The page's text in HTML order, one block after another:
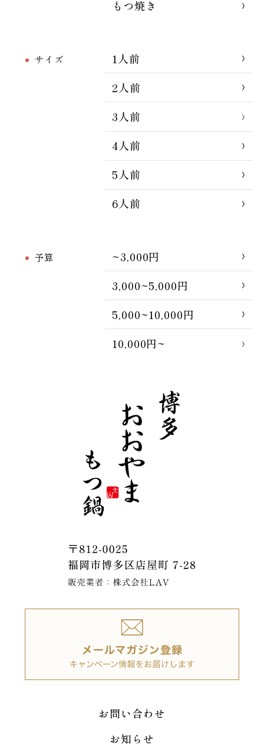
もつ焼き
サイズ
1人前
2人前
3人前
4人前
5人前
6人前
予算
~3,000円
3,000~5,000円
5,000~10,000円
10,000円~
お問い合わせ
お知らせ